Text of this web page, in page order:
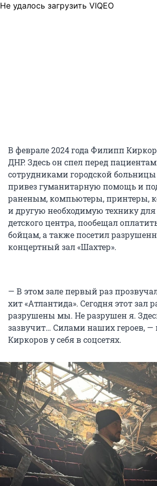
Не удалось загрузить VIQEO
В феврале 2024 года Филипп
ДНР. Здесь он спел перед
сотрудниками городской больницы
привез гуманитарную помощь и
раненым, компьютеры, принтеры,
и другую необходимую технику для
детского центра, пообещал
бойцам, а также посетил
концертный зал «Шахтер».
— В этом зале первый раз
хит «Атлантида». Сегодня этот зал
разрушены мы. Не разрушен я.
зазвучит… Силами наших героев, —
Киркоров у себя в соцсетях.